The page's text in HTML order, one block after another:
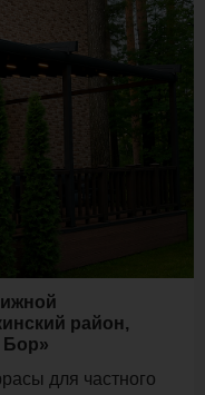
район,
Бор»
для частного